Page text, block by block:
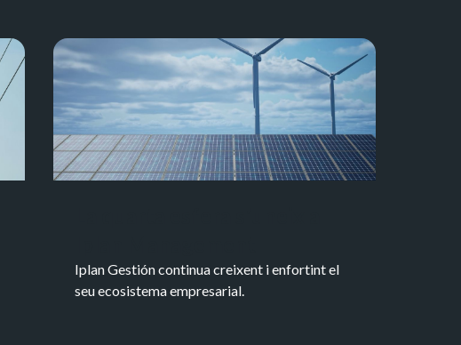
Iplan Gestión continua creixent i enfortint el
seu ecosistema empresarial.